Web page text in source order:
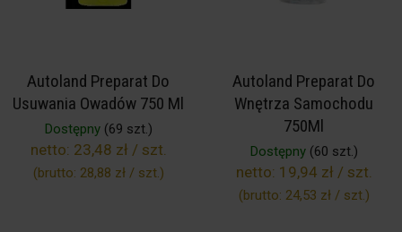
Autoland Preparat Do
Usuwania Owadów 750 Ml
Dostępny(69 szt.)
netto: 23,48 zł / szt.
(brutto: 28,88 zł / szt.)
Autoland Preparat Do
Wnętrza Samochodu
750Ml
Dostępny(60 szt.)
netto: 19,94 zł / szt.
(brutto: 24,53 zł / szt.)